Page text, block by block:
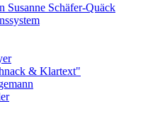
Susanne Schäfer-Quäck
& Klartext"